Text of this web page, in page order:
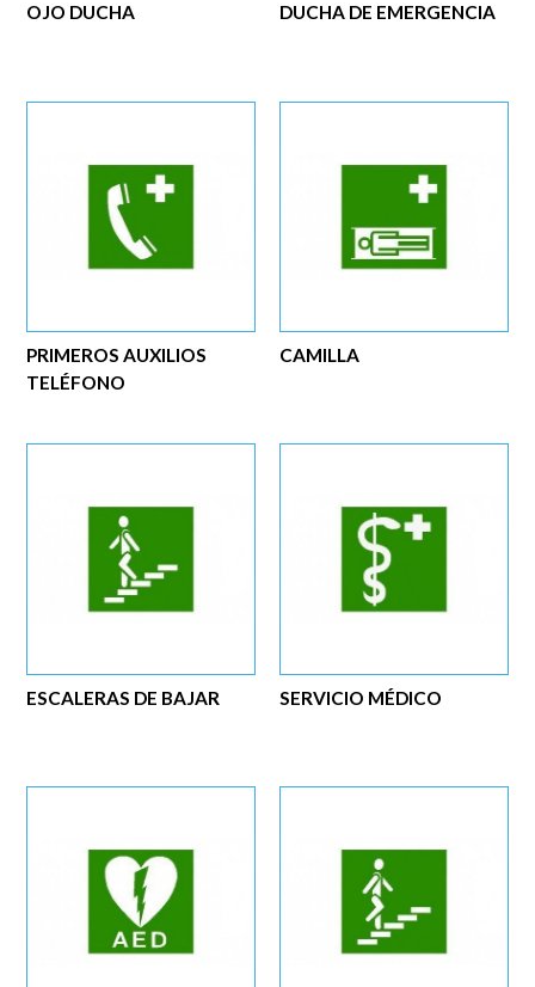
DUCHA DE EMERGENCIA
OJO DUCHA
CAMILLA
PRIMEROS AUXILIOS
TELÉFONO
SERVICIO MÉDICO
ESCALERAS DE BAJAR